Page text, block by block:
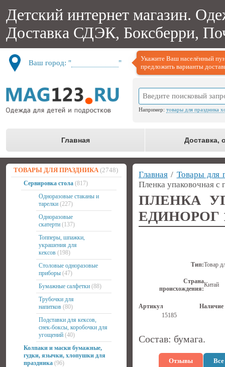
Детский интернет магазин.
Доставка СДЭК, Боксберри,
Ваш город: " "
Укажите Ваш населённый
предложить варианты
Например: товары для праздника
Главная Доставка,
ТОВАРЫ ДЛЯ ПРАЗДНИКА (2748)
Сервировка стола (817)
Одноразовые стаканы и
тарелки (227)
Одноразовые
скатерти (137)
Топперы, шпажки,
украшения для
кексов (198)
Столовые одноразовые
приборы (47)
Бумажные салфетки (88)
Трубочки для
напитков (80)
Подставки для кексов,
снек-боксы, коробочки для
угощений (40)
Колпаки и маски бумажные,
гудки, язычки, хлопушки для
праздника (96)
Главная / Товары для
Пленка упаковочная
ПЛЕНКА
ЕДИНОРОГ
Тип:Товар
Страна
происхождения:
Китай
Артикул
Наличие
15185
Состав: бумага.
Отзывы